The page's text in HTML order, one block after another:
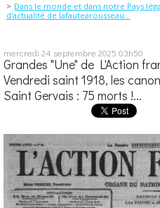
Dans le monde et dans notre Pays
d'actualité de lafautearousseau...
mercredi 24 septembre 2025 03h50
Grandes "Une" de L'Action
Vendredi saint 1918, les
Saint Gervais : 75 morts !...